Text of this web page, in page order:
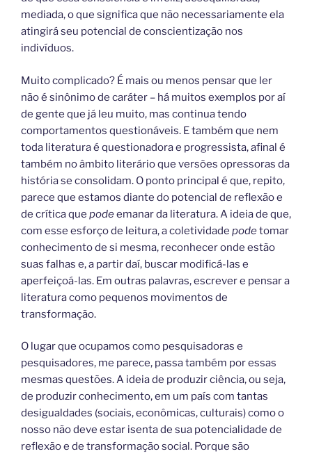
mediada, o que significa que não necessariamente ela
atingirá seu potencial de conscientização nos
indivíduos.
Muito complicado? É mais ou menos pensar que ler
não é sinônimo de caráter – há muitos exemplos por aí
de gente que já leu muito, mas continua tendo
comportamentos questionáveis. E também que nem
toda literatura é questionadora e progressista, afinal é
também no âmbito literário que versões opressoras da
história se consolidam. O ponto principal é que, repito,
parece que estamos diante do potencial de reflexão e
de crítica que podeemanar da literatura. A ideia de que,
com esse esforço de leitura, a coletividade podetomar
conhecimento de si mesma, reconhecer onde estão
suas falhas e, a partir daí, buscar modificá-las e
aperfeiçoá-las. Em outras palavras, escrever e pensar a
literatura como pequenos movimentos de
transformação.
O lugar que ocupamos como pesquisadoras e
pesquisadores, me parece, passa também por essas
mesmas questões. A ideia de produzir ciência, ou seja,
de produzir conhecimento, em um país com tantas
desigualdades (sociais, econômicas, culturais) como o
nosso não deve estar isenta de sua potencialidade de
reflexão e de transformação social. Porque são